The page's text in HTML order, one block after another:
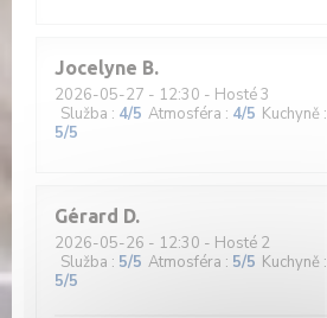
Jocelyne B
2026-05-27 - 12:30 - Hosté 3
Služba : 4/5 Atmosféra : 4/5 Kuchyně :
5/5
Gérard D
2026-05-26 - 12:30 - Hosté 2
Služba : 5/5 Atmosféra : 5/5 Kuchyně :
5/5